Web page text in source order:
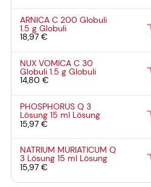
ARNICA C 200 Globuli
1.5 gGlobuli
18,97 €
NUX VOMICA C 30
Globuli1.5 gGlobuli
14,80 €
PHOSPHORUS Q 3
Lösung15 ml Lösung
15,97 €
NATRIUM MURIATICUM Q
3 Lösung15 ml Lösung
15,97 €